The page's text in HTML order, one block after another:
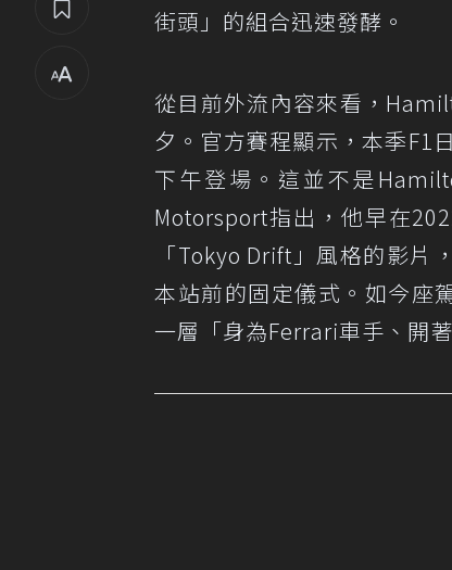
街頭」的組合迅速發酵。
從目前外流內容來看，
夕。官方賽程顯示，本季F1
下午登場。這並不是
Motorsport指出，他早在
「Tokyo Drift」風格的影
本站前的固定儀式。如今座
一層「身為Ferrari車手、開